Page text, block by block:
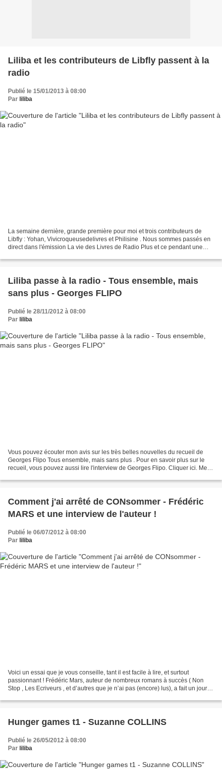
Liliba et les contributeurs de Libfly passent à la
radio
Publié le 15/01/2013 à 08:00
Par liliba
La semaine dernière, grande première pour moi et trois contributeurs de
Libfly : Yohan, Vivicroqueusedelivres et Philisine . Nous sommes passés en
direct dans l'émission La vie des Livres de Radio Plus et ce pendant une
Liliba passe à la radio - Tous ensemble, mais
sans plus - Georges FLIPO
Publié le 28/11/2012 à 08:00
Par liliba
Vous pouvez écouter mon avis sur les très belles nouvelles du recueil de
Georges Flipo Tous ensemble, mais sans plus . Pour en savoir plus sur le
recueil, vous pouvez aussi lire l'interview de Georges Flipo. Cliquer ici. Merci
Comment j'ai arrêté de CONsommer - Frédéric
MARS et une interview de l'auteur !
Publié le 06/07/2012 à 08:00
Par liliba
Voici un essai que je vous conseille, tant il est facile à lire, et surtout
passionnant ! Frédéric Mars, auteur de nombreux romans à succès ( Non
Stop , Les Ecriveurs , et d’autres que je n’ai pas (encore) lus), a fait un jour
Hunger games t1 - Suzanne COLLINS
Publié le 26/05/2012 à 08:00
Par liliba